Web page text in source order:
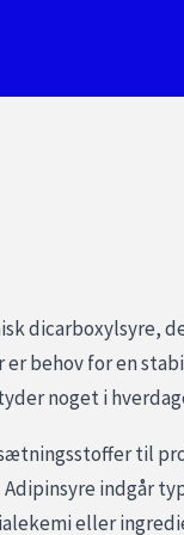
dicarboxylsyre,
behov for en
noget i
til
Adipinsyre
eller